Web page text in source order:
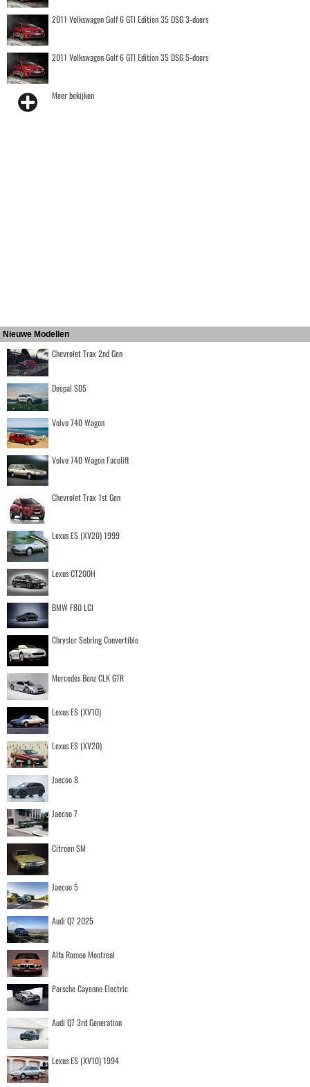
2011 Volkswagen Golf 6 GTI Edition 35 DSG 3-doors
2011 Volkswagen Golf 6 GTI Edition 35 DSG 5-doors
Meer bekijken
Nieuwe Modellen
Chevrolet Trax 2nd Gen
Deepal S05
Volvo 740 Wagon
Volvo 740 Wagon Facelift
Chevrolet Trax 1st Gen
Lexus ES (XV20) 1999
Lexus CT200H
BMW F80 LCI
Chrysler Sebring Convertible
Mercedes Benz CLK GTR
Lexus ES (XV10)
Lexus ES (XV20)
Jaecoo 8
Jaecoo 7
Citroen SM
Jaecoo 5
Audi Q7 2025
Alfa Romeo Montreal
Porsche Cayenne Electric
Audi Q7 3rd Generation
Lexus ES (XV10) 1994